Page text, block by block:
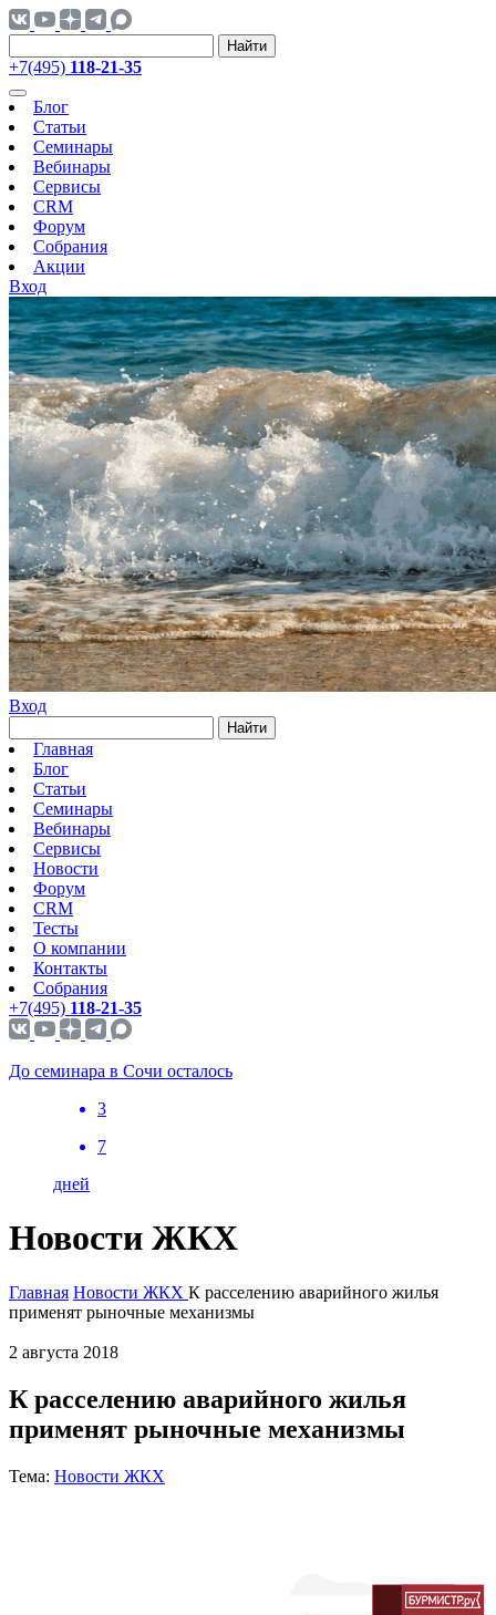
Найти
+7(495) 118-21-35
Блог
Статьи
Семинары
Вебинары
Сервисы
CRM
Форум
Собрания
Акции
Вход
Вход
Найти
Главная
Блог
Статьи
Семинары
Вебинары
Сервисы
Новости
Форум
CRM
Тесты
О компании
Контакты
Собрания
+7(495) 118-21-35
До семинара в Сочи осталось
3
7
дней
Новости ЖКХ
Главная Новости ЖКХ К расселению аварийного жилья
применят рыночные механизмы
2 августа 2018
К расселению аварийного жилья
применят рыночные механизмы
Тема: Новости ЖКХ